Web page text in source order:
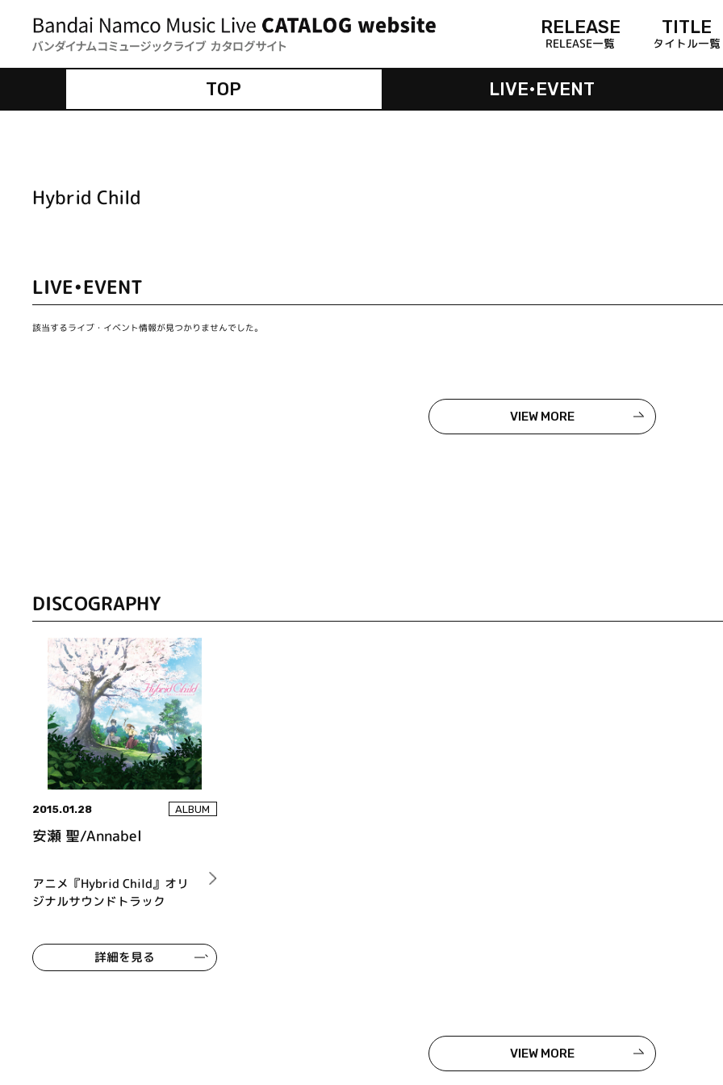
RELEASE
RELEASE一覧
TITLE
タイトル一覧
TOP LIVE•EVENT
Hybrid Child
LIVE•EVENT
該当するライブ・イベント情報が見つかりませんでした。
VIEW MORE
DISCOGRAPHY
2015.01.28 ALBUM
安瀬 聖/Annabel
アニメ『Hybrid Child』オリ
ジナルサウンドトラック
詳細を見る
VIEW MORE